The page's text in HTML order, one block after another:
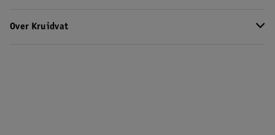
Over Kruidvat